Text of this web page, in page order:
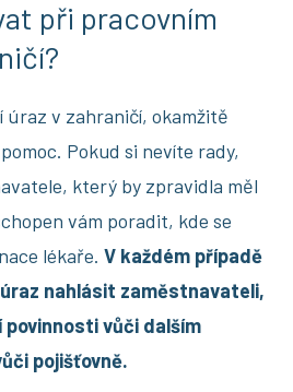
při pracovním
úraz v zahraničí, okamžitě
Pokud si nevíte rady,
který by zpravidla měl
vám poradit, kde se
lékaře. V každém případě
nahlásit zaměstnavateli,
vůči dalším
pojišťovně.